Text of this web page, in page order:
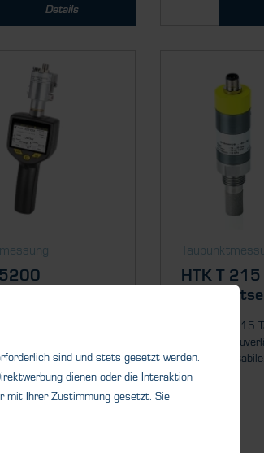
Details
des...
HTK T 215
Der HTK T 215
bietet eine
langfristig
sind und stets gesetzt werden.
dienen oder die Interaktion
mit Ihrer Zustimmung gesetzt. Sie